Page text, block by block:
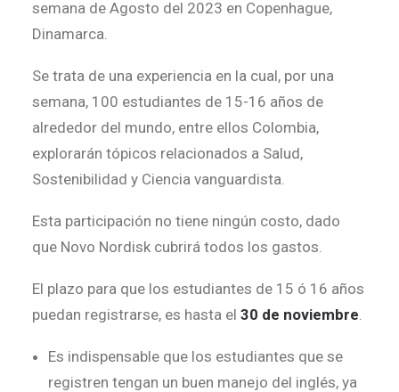
semana de Agosto del 2023 en Copenhague,
Dinamarca.
Se trata de una experiencia en la cual, por una
semana, 100 estudiantes de 15-16 años de
alrededor del mundo, entre ellos Colombia,
explorarán tópicos relacionados a Salud,
Sostenibilidad y Ciencia vanguardista.
Esta participación no tiene ningún costo, dado
que Novo Nordisk cubrirá todos los gastos.
El plazo para que los estudiantes de 15 ó 16 años
puedan registrarse, es hasta el 30 de noviembre.
Es indispensable que los estudiantes que se
registren tengan un buen manejo del inglés, ya